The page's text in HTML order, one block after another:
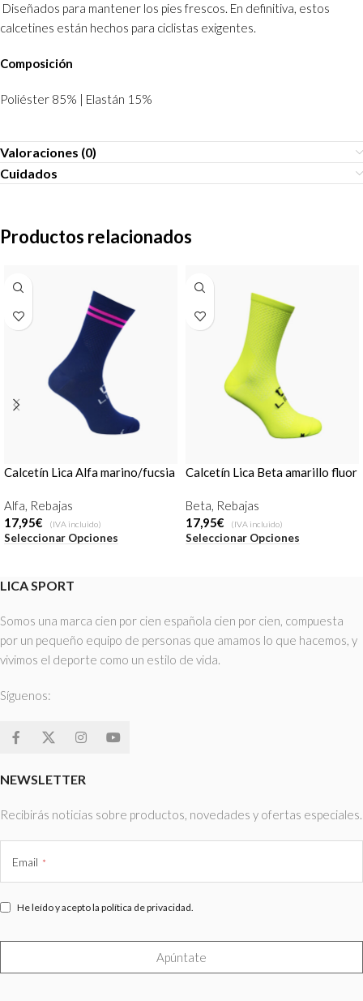
Diseñados para mantener los pies frescos. En definitiva, estos
calcetines están hechos para ciclistas exigentes.
Composición
Poliéster 85% | Elastán 15%
Valoraciones (0)
Cuidados
Productos relacionados
Calcetín Lica Alfa marino/fucsia
Alfa, Rebajas
17,95€ (IVA incluido)
Seleccionar Opciones
Calcetín Lica Beta amarillo fluor
Beta, Rebajas
17,95€ (IVA incluido)
Seleccionar Opciones
LICA SPORT
Somos una marca cien por cien española cien por cien, compuesta
por un pequeño equipo de personas que amamos lo que hacemos, y
vivimos el deporte como un estilo de vida.
Síguenos:
NEWSLETTER
Recibirás noticias sobre productos, novedades y ofertas especiales.
Email *
He leído y acepto la política de privacidad.
Apúntate